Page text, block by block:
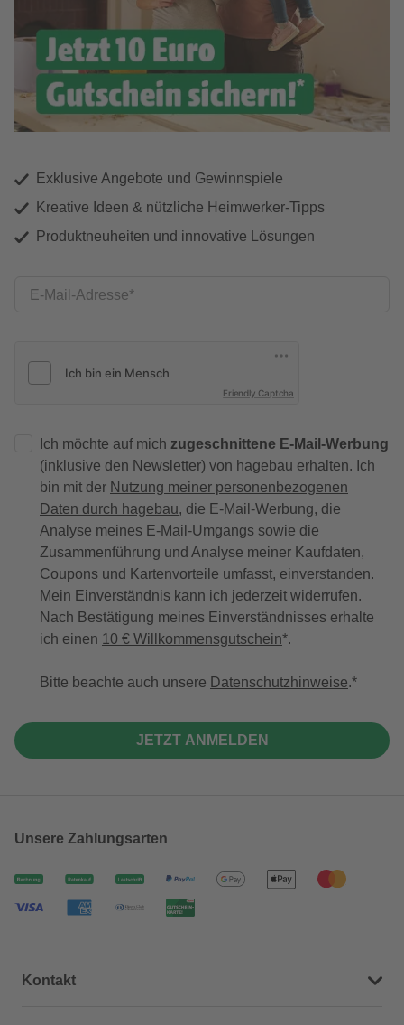
Exklusive Angebote und Gewinnspiele
Kreative Ideen & nützliche Heimwerker-Tipps
Produktneuheiten und innovative Lösungen
E-Mail-Adresse
Friendly Captcha
Ich möchte auf mich zugeschnittene E-Mail-Werbung
(inklusive den Newsletter) von hagebau erhalten. Ich
bin mit der Nutzung meiner personenbezogenen
Daten durch hagebau, die E-Mail-Werbung, die
Analyse meines E-Mail-Umgangs sowie die
Zusammenführung und Analyse meiner Kaufdaten,
Coupons und Kartenvorteile umfasst, einverstanden.
Mein Einverständnis kann ich jederzeit widerrufen.
Nach Bestätigung meines Einverständnisses erhalte
ich einen 10 € Willkommensgutschein*.
Bitte beachte auch unsere Datenschutzhinweise.
JETZT ANMELDEN
Unsere Zahlungsarten
Kontakt